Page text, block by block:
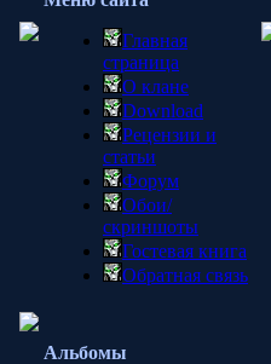
Главная
страница
О клане
Download
Рецензии и
статьи
Форум
Обои/
скриншоты
Гостевая книга
Обратная связь
Альбомы